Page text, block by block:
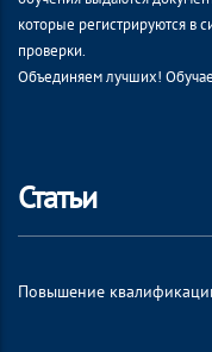
которые регистрируются
проверки.
Объединяем лучших!
Статьи
Повышение